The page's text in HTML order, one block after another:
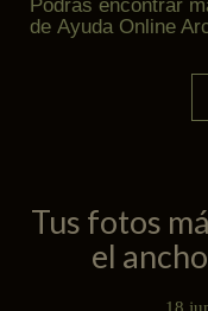
Podrás encontrar
de Ayuda Online
Tus fotos
el